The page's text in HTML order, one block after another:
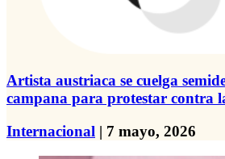
Artista austriaca se cuelga
campana para protestar contra
Internacional | 7 mayo, 2026